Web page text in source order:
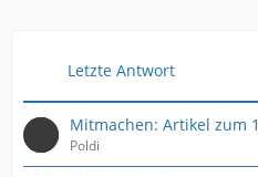
Letzte Antwort
Mitmachen: Artikel zum
Poldi